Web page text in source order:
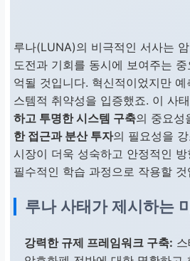
루나(LUNA)의 비극적인 서사는
도전과 기회를 동시에 보여주는
억될 것입니다. 혁신적이었지만
스템적 취약성을 입증했죠. 이 사
하고 투명한 시스템 구축의 중요성
한 접근과 분산 투자의 필요성을
시장이 더욱 성숙하고 안정적인
필수적인 학습 과정으로 작용할 것
루나 사태가 제시하는
강력한 규제 프레임워크 구축: